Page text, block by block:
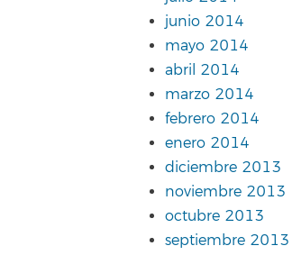
junio 2014
mayo 2014
abril 2014
marzo 2014
febrero 2014
enero 2014
diciembre 2013
noviembre 2013
octubre 2013
septiembre 2013